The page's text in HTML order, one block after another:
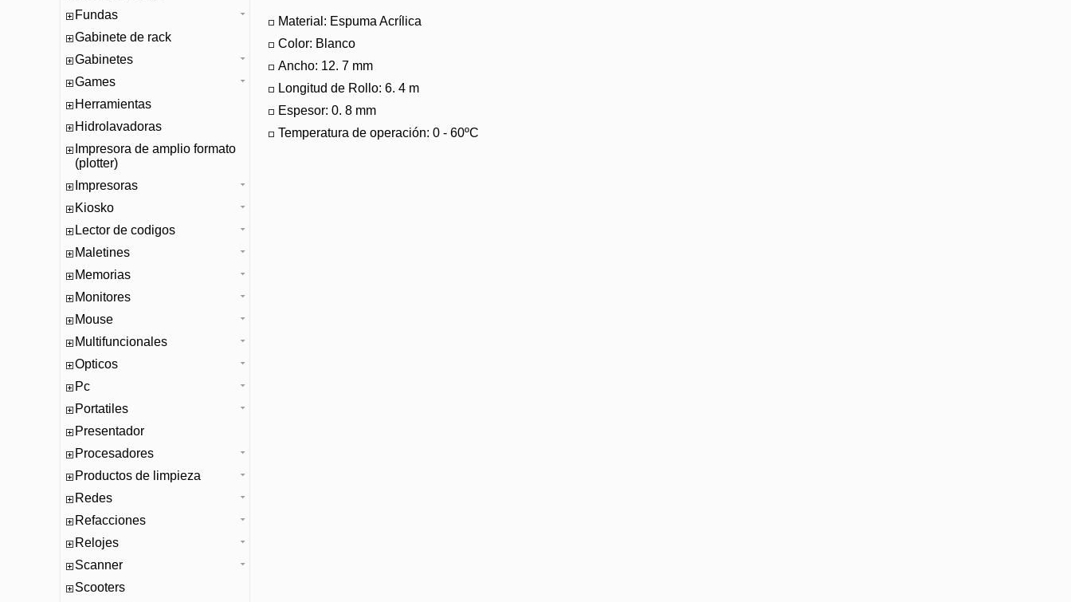
Fundas
Gabinete de rack
Gabinetes
Games
Herramientas
Hidrolavadoras
Impresora de amplio formato
(plotter)
Impresoras
Kiosko
Lector de codigos
Maletines
Memorias
Monitores
Mouse
Multifuncionales
Opticos
Pc
Portatiles
Presentador
Procesadores
Productos de limpieza
Redes
Refacciones
Relojes
Scanner
Scooters
Material: Espuma Acrílica
Color: Blanco
Ancho: 12. 7 mm
Longitud de Rollo: 6. 4 m
Espesor: 0. 8 mm
Temperatura de operación: 0 - 60ºC